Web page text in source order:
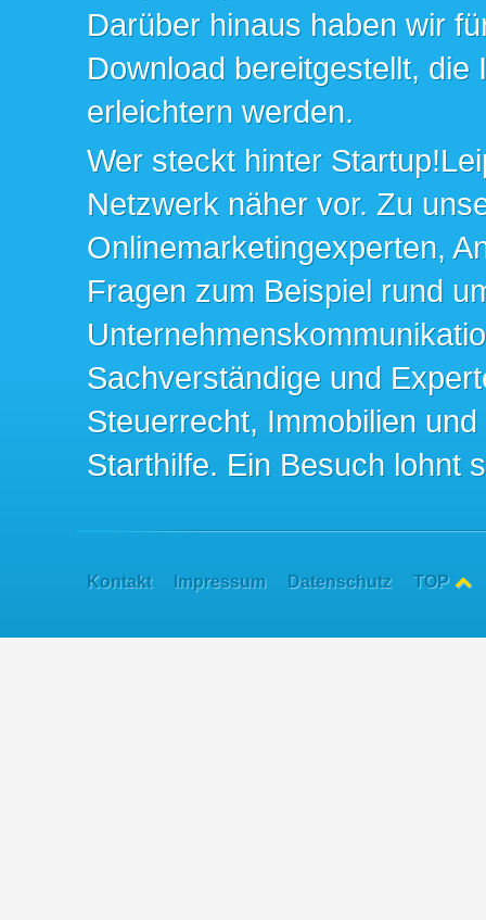
Darüber hinaus haben wir
Download bereitgestellt,
erleichtern werden.
Wer steckt hinter
Netzwerk näher vor. Zu
Onlinemarketingexperten,
Fragen zum Beispiel rund
Sachverständige und
Steuerrecht, Immobilien
Starthilfe. Ein Besuch lohnt
Kontakt Impressum Datenschutz TOP